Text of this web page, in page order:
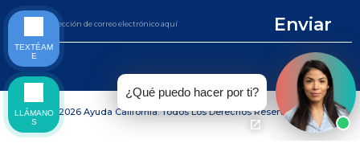
Enviar
©2026 Ayuda California. Todos Los Derechos Reservados.
¿Qué puedo hacer por ti?
TEXTÉAM
E
LLÁMANO
S